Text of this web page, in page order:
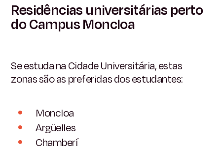
Residências universitárias perto
do Campus Moncloa
Se estuda na Cidade Universitária, estas
zonas são as preferidas dos estudantes:
Moncloa
Argüelles
Chamberí